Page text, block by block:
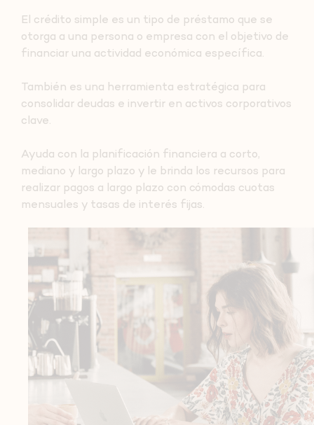
El crédito simple es un tipo de préstamo que se
otorga a una persona o empresa con el objetivo de
financiar una actividad económica específica.
También es una herramienta estratégica para
consolidar deudas e invertir en activos corporativos
clave.
Ayuda con la planificación financiera a corto,
mediano y largo plazo y le brinda los recursos para
realizar pagos a largo plazo con cómodas cuotas
mensuales y tasas de interés fijas.